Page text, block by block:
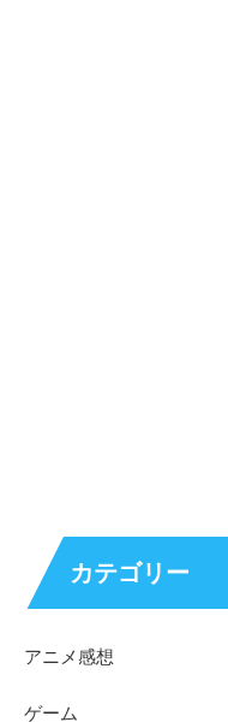
カテゴリー
アニメ感想
ゲーム